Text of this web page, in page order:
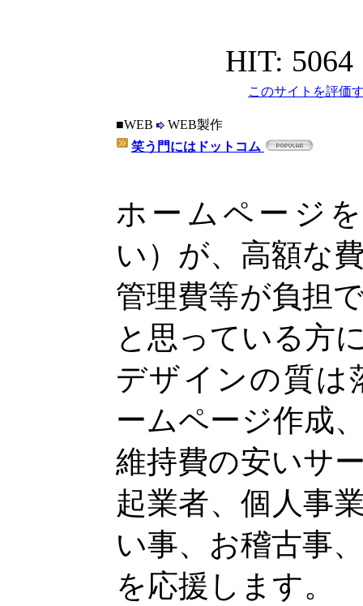
HIT: 5064
このサイトを評価
■WEB
WEB製作
笑う門にはドットコム
ホームページ
い）が、高額な
管理費等が負担
と思っている方
デザインの質は
ームページ作成
維持費の安いサ
起業者、個人事
い事、お稽古事
を応援します。